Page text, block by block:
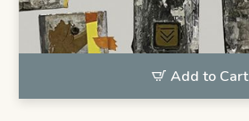
Add to Cart